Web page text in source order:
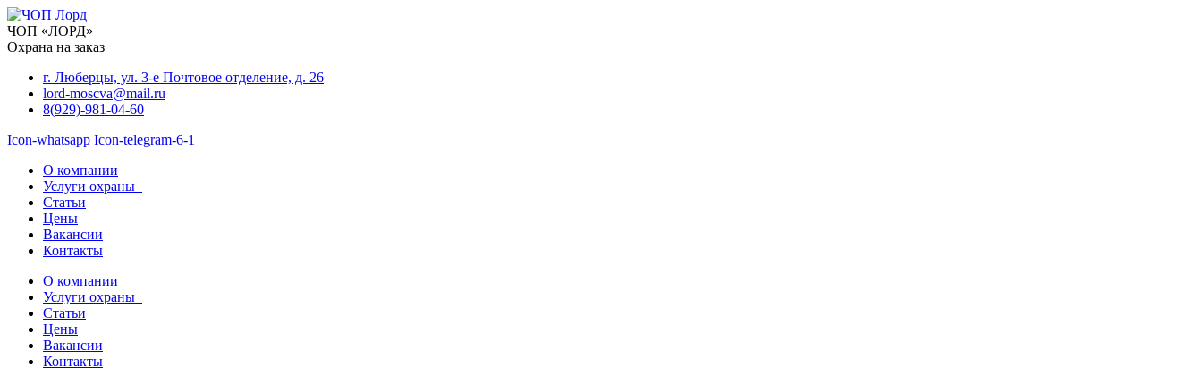
Перейти
к
содержимому
ЧОП «ЛОРД»
Охрана на заказ
г. Люберцы, ул. 3-е Почтовое отделение, д. 26
lord-moscva@mail.ru
8(929)-981-04-60
Icon-whatsapp Icon-telegram-6-1
О компании
Услуги охраны
Статьи
Цены
Вакансии
Контакты
О компании
Услуги охраны
Статьи
Цены
Вакансии
Контакты